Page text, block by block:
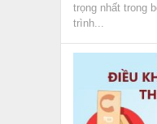
trọng nhất trong
trình...